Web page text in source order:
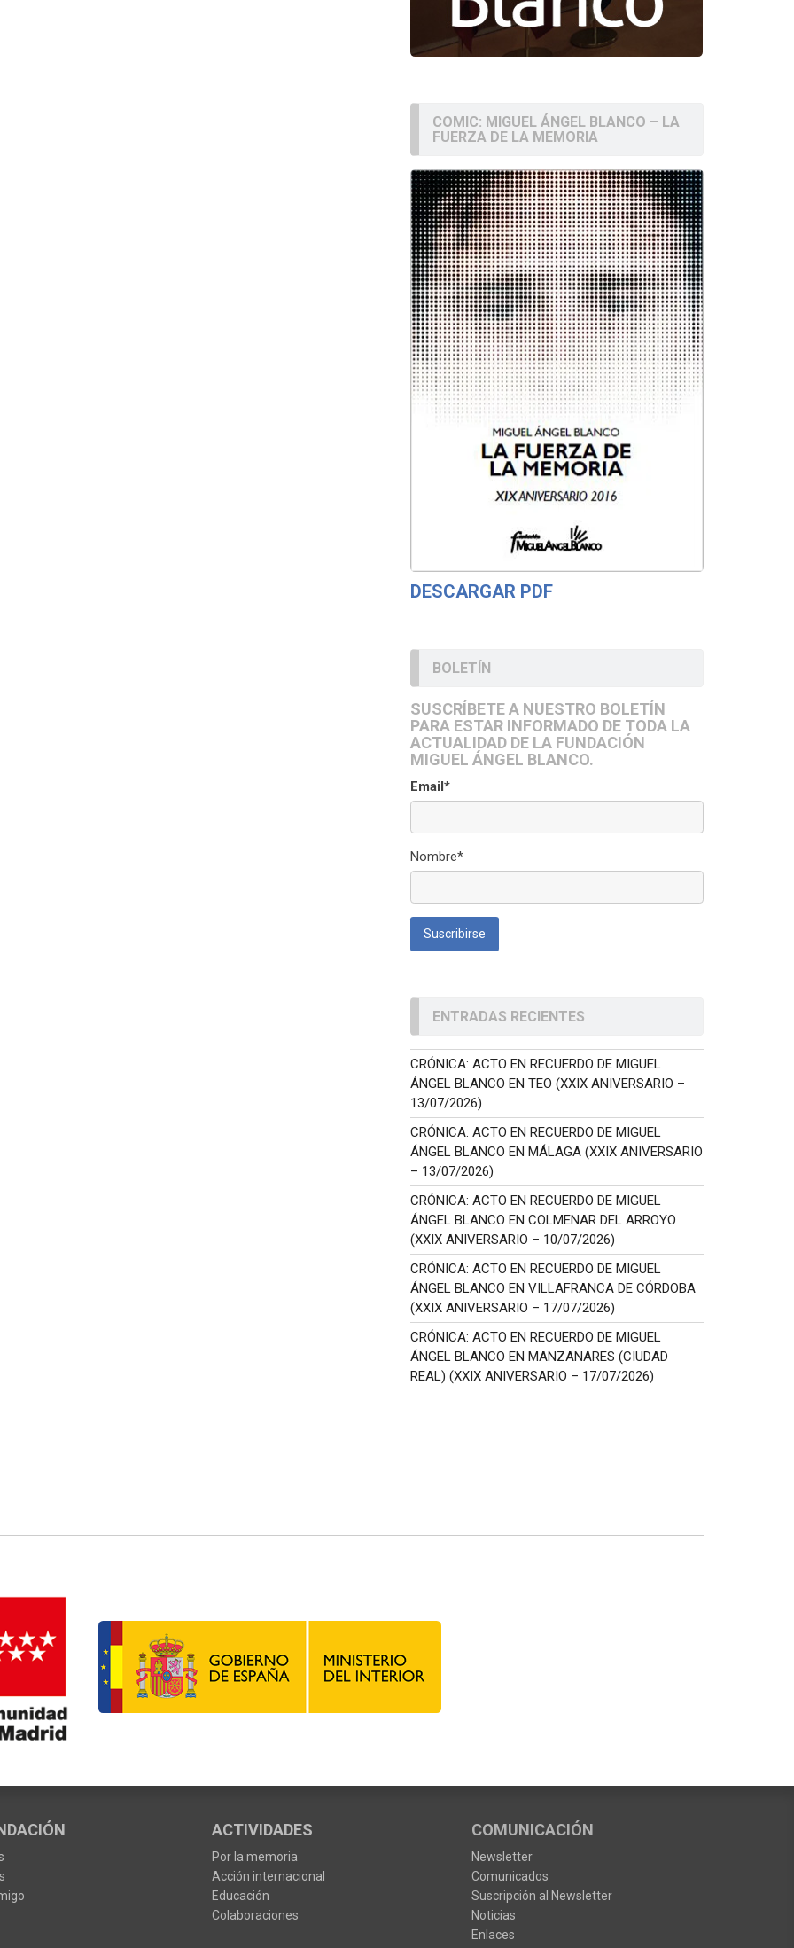
COMIC: MIGUEL ÁNGEL BLANCO – LA
FUERZA DE LA MEMORIA
DESCARGAR PDF
BOLETÍN
SUSCRÍBETE A NUESTRO BOLETÍN
PARA ESTAR INFORMADO DE TODA LA
ACTUALIDAD DE LA FUNDACIÓN
MIGUEL ÁNGEL BLANCO.
Email*
Nombre*
ENTRADAS RECIENTES
CRÓNICA: ACTO EN RECUERDO DE MIGUEL
ÁNGEL BLANCO EN TEO (XXIX ANIVERSARIO –
13/07/2026)
CRÓNICA: ACTO EN RECUERDO DE MIGUEL
ÁNGEL BLANCO EN MÁLAGA (XXIX ANIVERSARIO
– 13/07/2026)
CRÓNICA: ACTO EN RECUERDO DE MIGUEL
ÁNGEL BLANCO EN COLMENAR DEL ARROYO
(XXIX ANIVERSARIO – 10/07/2026)
CRÓNICA: ACTO EN RECUERDO DE MIGUEL
ÁNGEL BLANCO EN VILLAFRANCA DE CÓRDOBA
(XXIX ANIVERSARIO – 17/07/2026)
CRÓNICA: ACTO EN RECUERDO DE MIGUEL
ÁNGEL BLANCO EN MANZANARES (CIUDAD
REAL) (XXIX ANIVERSARIO – 17/07/2026)
ACTIVIDADES
Por la memoria
Acción internacional
Educación
Colaboraciones
COMUNICACIÓN
Newsletter
Comunicados
Suscripción al Newsletter
Noticias
Enlaces